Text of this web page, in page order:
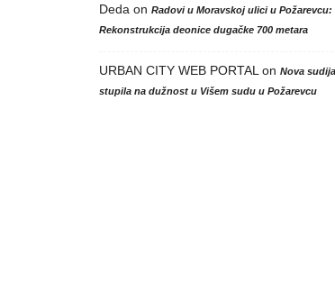
Deda on Radovi u Moravskoj ulici u Požarevcu:
Rekonstrukcija deonice dugačke 700 metara
URBAN CITY WEB PORTAL on Nova sudija
stupila na dužnost u Višem sudu u Požarevcu